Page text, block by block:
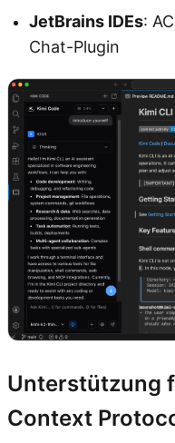
JetBrains IDEs:
Chat-Plugin
Unterstützung
Context